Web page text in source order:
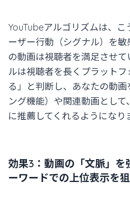
YouTubeアルゴリズムは、
ーザー行動（シグナル）を敏
の動画は視聴者を満足させ
ルは視聴者を長くプラット
る」と判断し、あなたの動
ング機能）や関連動画とし
に推薦してくれるようになり
効果3：動画の「文脈」を
ーワードでの上位表示を